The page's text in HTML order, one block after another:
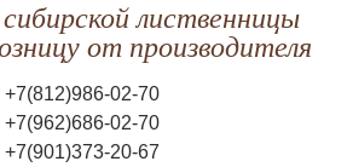
сибирской лиственницы
от производителя
+7(812)986-02-70
+7(962)686-02-70
+7(901)373-20-67